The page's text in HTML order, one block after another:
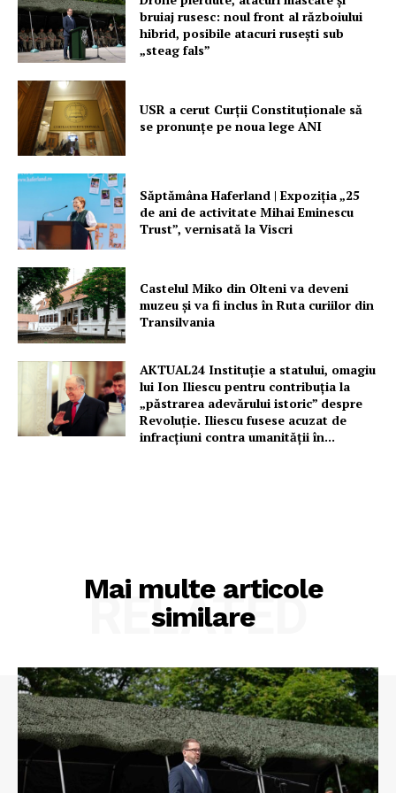
bruiaj rusesc: noul front al războiului
hibrid, posibile atacuri rusești sub
„steag fals”
USR a cerut Curții Constituționale să
se pronunțe pe noua lege ANI
Săptămâna Haferland | Expoziţia „25
de ani de activitate Mihai Eminescu
Trust”, vernisată la Viscri
Castelul Miko din Olteni va deveni
muzeu şi va fi inclus în Ruta curiilor din
Transilvania
AKTUAL24 Instituție a statului, omagiu
lui Ion Iliescu pentru contribuția la
„păstrarea adevărului istoric” despre
Revoluție. Iliescu fusese acuzat de
infracțiuni contra umanității în...
Mai multe articole
similare
RELATED